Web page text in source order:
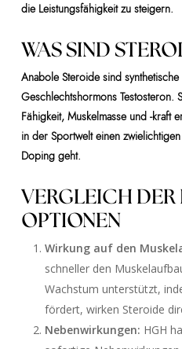
die Leistungsfähigkeit zu steigern.
WAS SIND
Anabole Steroide sind
Geschlechtshormons Testosteron.
Fähigkeit, Muskelmasse und -kraft
in der Sportwelt einen
Doping geht.
VERGLEICH DER
OPTIONEN
Wirkung auf den
schneller den
Wachstum unterstützt,
fördert, wirken Steroide
Nebenwirkungen: HGH